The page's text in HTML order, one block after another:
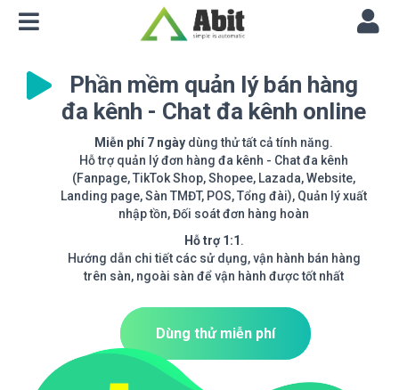
Phần mềm quản lý bán hàng
đa kênh - Chat đa kênh online
Miễn phí 7 ngày dùng thử tất cả tính năng.
Hỗ trợ quản lý đơn hàng đa kênh - Chat đa kênh
(Fanpage, TikTok Shop, Shopee, Lazada, Website,
Landing page, Sàn TMĐT, POS, Tổng đài), Quản lý xuất
nhập tồn, Đối soát đơn hàng hoàn
Hỗ trợ 1:1 .
Hướng dẫn chi tiết các sử dụng, vận hành bán hàng
trên sàn, ngoài sàn để vận hành được tốt nhất
Dùng thử miễn phí